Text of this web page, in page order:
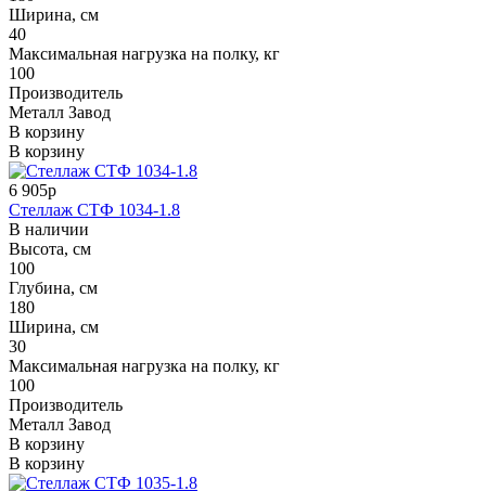
Ширина, см
40
Максимальная нагрузка на полку, кг
100
Производитель
Металл Завод
В корзину
В корзину
6 905р
Стеллаж СТФ 1034-1.8
В наличии
Высота, см
100
Глубина, см
180
Ширина, см
30
Максимальная нагрузка на полку, кг
100
Производитель
Металл Завод
В корзину
В корзину